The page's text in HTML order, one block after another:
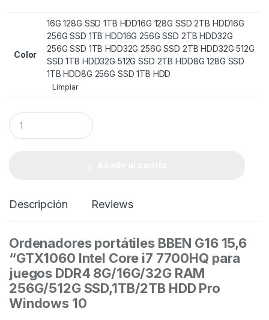
Color
16G 128G SSD 1TB HDD16G 128G SSD 2TB HDD16G
256G SSD 1TB HDD16G 256G SSD 2TB HDD32G
256G SSD 1TB HDD32G 256G SSD 2TB HDD32G 512G
SSD 1TB HDD32G 512G SSD 2TB HDD8G 128G SSD
1TB HDD8G 256G SSD 1TB HDD
Limpiar
Q
u
a
Descripción Reviews
Ordenadores portátiles BBEN G16 15,6
“GTX1060 Intel Core i7 7700HQ para
juegos DDR4 8G/16G/32G RAM
256G/512G SSD,1TB/2TB HDD Pro
Windows 10